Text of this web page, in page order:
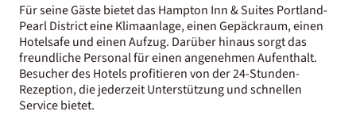
Für seine Gäste bietet das Hampton Inn & Suites Portland-
Pearl District eine Klimaanlage, einen Gepäckraum, einen
Hotelsafe und einen Aufzug. Darüber hinaus sorgt das
freundliche Personal für einen angenehmen Aufenthalt.
Besucher des Hotels profitieren von der 24-Stunden-
Rezeption, die jederzeit Unterstützung und schnellen
Service bietet.